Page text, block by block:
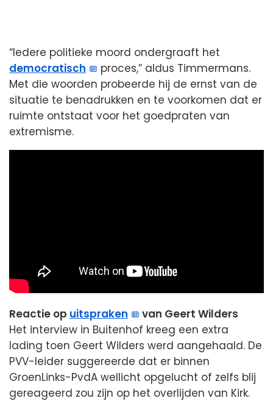
“Iedere politieke moord ondergraaft het
democratisch
proces,” aldus Timmermans.
Met die woorden probeerde hij de ernst van de
situatie te benadrukken en te voorkomen dat er
ruimte ontstaat voor het goedpraten van
extremisme.
Reactie op uitspraken
van Geert Wilders
Het interview in Buitenhof kreeg een extra
lading toen Geert Wilders werd aangehaald. De
PVV-leider suggereerde dat er binnen
GroenLinks-PvdA wellicht opgelucht of zelfs blij
gereageerd zou zijn op het overlijden van Kirk.